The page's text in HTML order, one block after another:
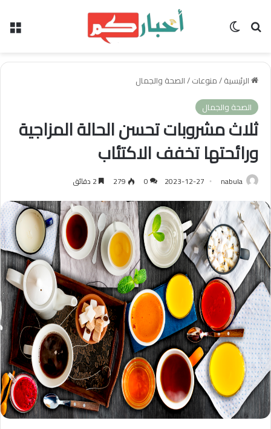
بحث عن الوضع المظلم
الرئيسية/منوعات/الصحة والجمال
الصحة والجمال
ثلاث مشروبات تحسن الحالة المزاجية
ورائحتها تخفف الاكتئاب
nabula
2023-12-27
0
279